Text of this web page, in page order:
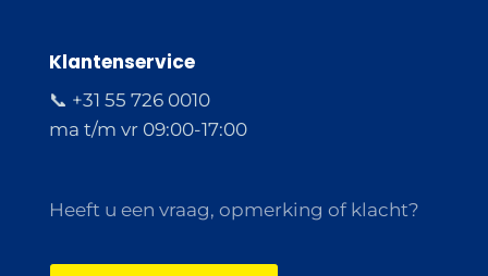
Klantenservice
📞 +31 55 726 0010
ma t/m vr 09:00-17:00
Heeft u een vraag, opmerking of klacht?